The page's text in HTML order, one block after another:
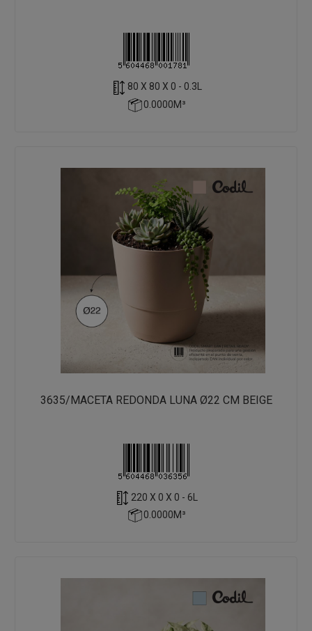
80 X 80 X 0 - 0.3L
0.0000M³
3635/MACETA REDONDA LUNA Ø22 CM BEIGE
220 X 0 X 0 - 6L
0.0000M³